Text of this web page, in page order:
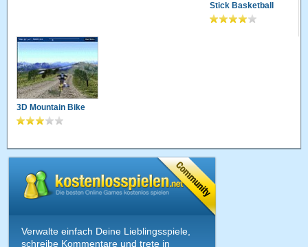
Stick Basketball
3D Mountain Bike
Verwalte einfach Deine Lieblingsspiele,
schreibe Kommentare und trete in